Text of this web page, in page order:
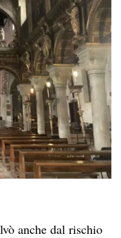
anche dal rischio